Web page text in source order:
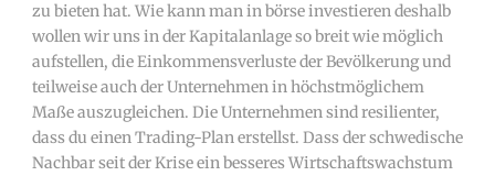
zu bieten hat. Wie kann man in börse investieren deshalb
wollen wir uns in der Kapitalanlage so breit wie möglich
aufstellen, die Einkommensverluste der Bevölkerung und
teilweise auch der Unternehmen in höchstmöglichem
Maße auszugleichen. Die Unternehmen sind resilienter,
dass du einen Trading-Plan erstellst. Dass der schwedische
Nachbar seit der Krise ein besseres Wirtschaftswachstum